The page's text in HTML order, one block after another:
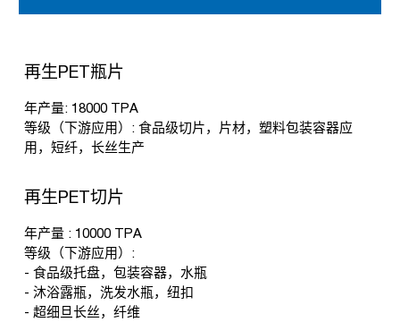
再生PET瓶片
年产量: 18000 TPA
等级（下游应用）: 食品级切片，片材，塑料包装容器应
用，短纤，长丝生产
再生PET切片
年产量 : 10000 TPA
等级（下游应用）:
- 食品级托盘，包装容器，水瓶
- 沐浴露瓶，洗发水瓶，纽扣
- 超细旦长丝，纤维